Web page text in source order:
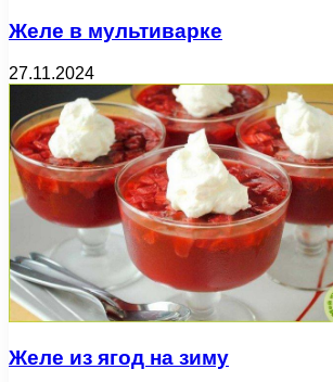
Желе в мультиварке
27.11.2024
Желе из ягод на зиму